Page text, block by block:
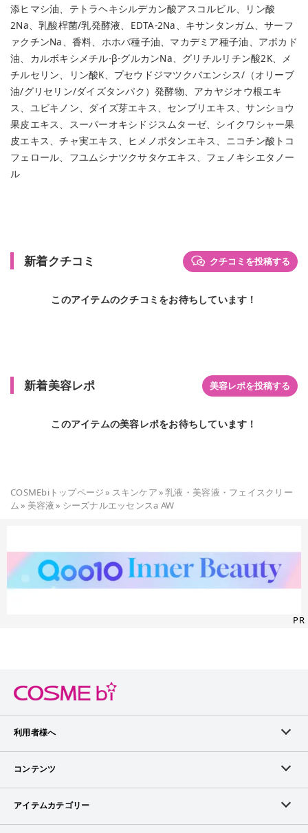
添ヒマシ油、テトラヘキシルデカン酸アスコルビル、リン酸
2Na、乳酸桿菌/乳発酵液、EDTA-2Na、キサンタンガム、サーフ
ァクチンNa、香料、ホホバ種子油、マカデミア種子油、アボカド
油、カルボキシメチル-β-グルカンNa、グリチルリチン酸2K、メ
チルセリン、リン酸K、プセウドジマツクバエンシス/（オリーブ
油/グリセリン/ダイズタンパク）発酵物、アカヤジオウ根エキ
ス、ユビキノン、ダイズ芽エキス、センブリエキス、サンショウ
果皮エキス、スーパーオキシドジスムターゼ、シイクワシャー果
皮エキス、チャ実エキス、ヒメノボタンエキス、ニコチン酸トコ
フェロール、フユムシナツクサタケエキス、フェノキシエタノー
ル
新着クチコミ クチコミを投稿する
このアイテムのクチコミをお待ちしています！
新着美容レポ 美容レポを投稿する
このアイテムの美容レポをお待ちしています！
COSMEbiトップページ» スキンケア»乳液・美容液・フェイスクリー
ム» 美容液» シーズナルエッセンスa AW
PR
利用者様へ
メンバーログイン
メンバー会員について
コンテンツ
ランキング
アイテムカテゴリー